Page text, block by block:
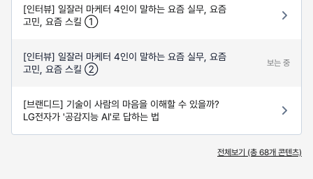
[인터뷰] 일잘러 마케터 4인이 말하는 요즘 실무, 요즘
고민, 요즘 스킬 ➀
[인터뷰] 일잘러 마케터 4인이 말하는 요즘 실무, 요즘
고민, 요즘 스킬 ➁
보는 중
[브랜디드] 기술이 사람의 마음을 이해할 수 있을까?
LG전자가 '공감지능 AI'로 답하는 법
전체보기 (총 68개 콘텐츠)